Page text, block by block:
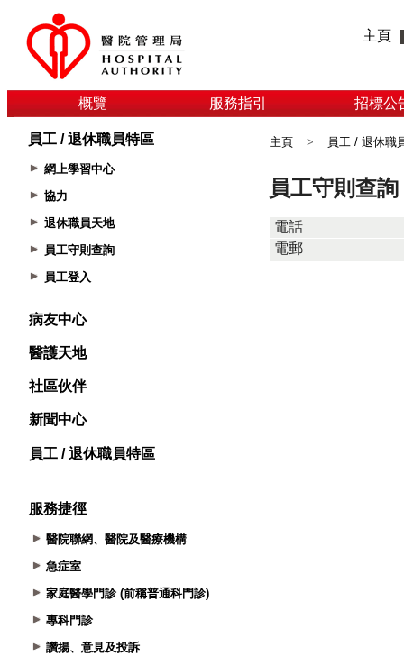
主頁
概覽 服務指引 招標公
員工 / 退休職員特區
網上學習中心
協力
退休職員天地
員工守則查詢
員工登入
病友中心
醫護天地
社區伙伴
新聞中心
員工 / 退休職員特區
服務捷徑
醫院聯網、醫院及醫療機構
急症室
家庭醫學門診 (前稱普通科門診)
專科門診
讚揚、意見及投訴
主頁 > 員工 / 退休職